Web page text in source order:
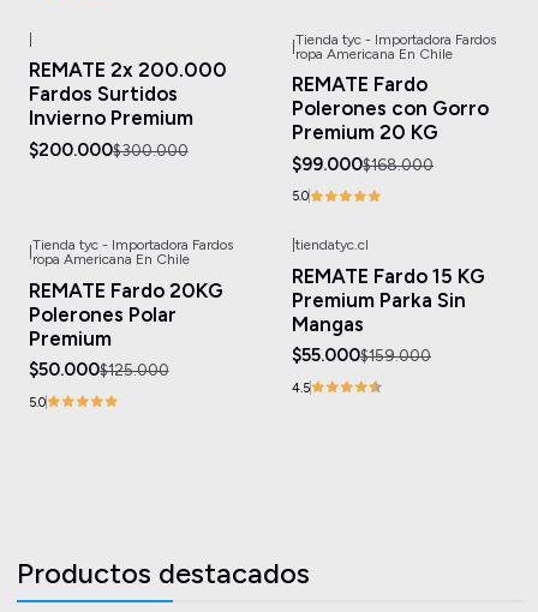
REMATE 2x 200.000
Fardos Surtidos
Invierno Premium
$200.000$300.000
-41%OFF
Tienda tyc - Importadora Fardos
ropa Americana En Chile
REMATE Fardo
Polerones con Gorro
Premium 20 KG
$99.000$168.000
5.0
-60%OFF
Tienda tyc - Importadora Fardos
ropa Americana En Chile
REMATE Fardo 20KG
Polerones Polar
Premium
$50.000$125.000
5.0
tiendatyc.cl
REMATE Fardo 15 KG
Premium Parka Sin
Mangas
$55.000$159.000
4.5
Productos destacados